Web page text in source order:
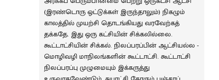
(இரண்டொரு ஒட்டுக்கள் இருந்தாலும்) நிகழும்
காலத்தில் முயற்சி தொடங்கியது வரவேற்கத்
தக்கதே. இது ஒரு கட்சியின் சிக்கலில்லை.
கூட்டாட்சியின் சிக்கல். நிலப்பரப்பின் ஆட்சியல்ல -
மொழிவழி மாநிலங்களின் கூட்டாட்சி. கூட்டாட்சி
நிலப்பரப்பு முழுமையும் இக்கருத்து